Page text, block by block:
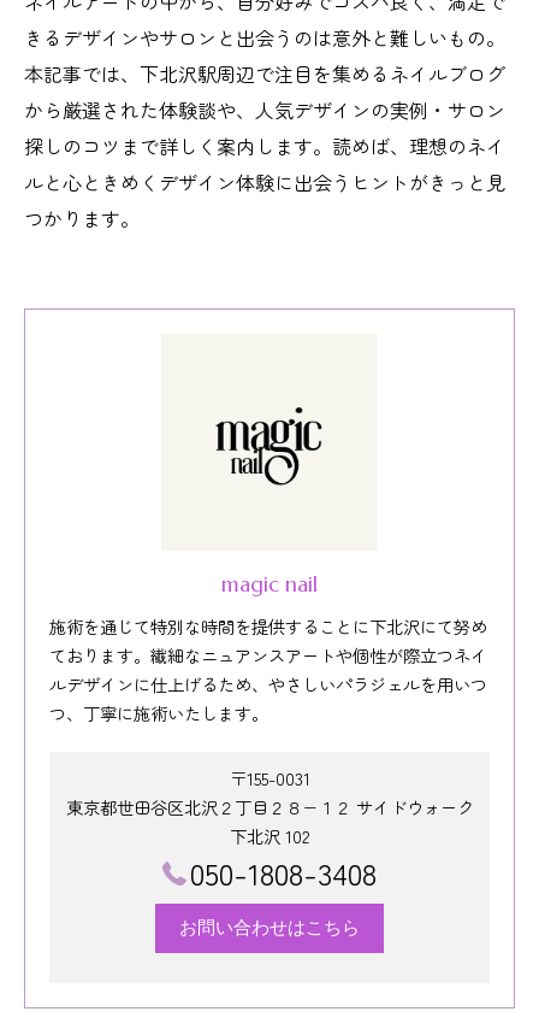
きるデザインやサロンと出会うのは意外と難しいもの。
本記事では、下北沢駅周辺で注目を集めるネイルブログ
から厳選された体験談や、人気デザインの実例・サロン
探しのコツまで詳しく案内します。読めば、理想のネイ
ルと心ときめくデザイン体験に出会うヒントがきっと見
つかります。
magic nail
施術を通じて特別な時間を提供することに下北沢にて努め
ております。繊細なニュアンスアートや個性が際立つネイ
ルデザインに仕上げるため、やさしいパラジェルを用いつ
つ、丁寧に施術いたします。
〒155-0031
東京都世田谷区北沢２丁目２８−１２ サイドウォーク
下北沢 102
050-1808-3408
お問い合わせはこちら